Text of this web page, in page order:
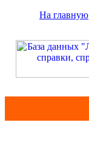
На главную